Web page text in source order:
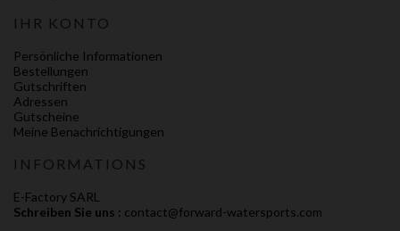
IHR KONTO
Persönliche Informationen
Bestellungen
Gutschriften
Adressen
Gutscheine
Meine Benachrichtigungen
INFORMATIONS
E-Factory SARL
Schreiben Sie uns : contact@forward-watersports.com